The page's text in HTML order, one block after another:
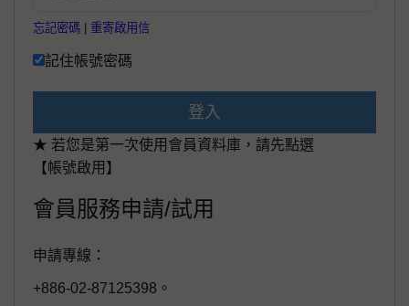
忘記密碼 重寄啟用信
記住帳號密碼
登入
★ 若您是第一次使用會員資料庫，請先點選
【帳號啟用】
會員服務申請/試用
申請專線：
+886-02-87125398。